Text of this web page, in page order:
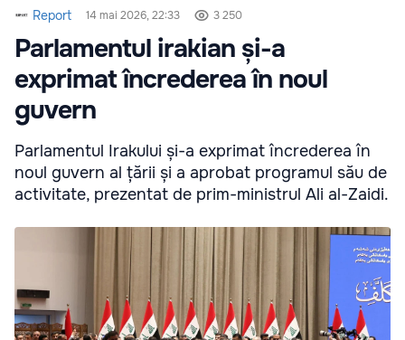
Report 14 mai 2026, 22:33 3 250
Parlamentul irakian și-a
exprimat încrederea în noul
guvern
Parlamentul Irakului și-a exprimat încrederea în
noul guvern al țării și a aprobat programul său de
activitate, prezentat de prim-ministrul Ali al-Zaidi.